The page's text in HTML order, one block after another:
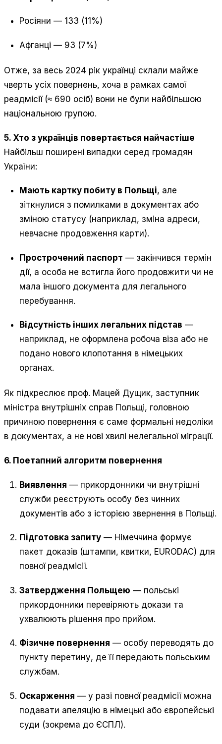
Росіяни — 133 (11%)
Афганці — 93 (7%)
Отже, за весь 2024 рік українці склали майже
чверть усіх повернень, хоча в рамках самої
реадмісії (≈ 690 осіб) вони не були найбільшою
національною групою.
5. Хто з українців повертається найчастіше
Найбільш поширені випадки серед громадян
України:
Мають картку побиту в Польщі, але
зіткнулися з помилками в документах або
зміною статусу (наприклад, зміна адреси,
невчасне продовження карти).
Прострочений паспорт — закінчився термін
дії, а особа не встигла його продовжити чи не
мала іншого документа для легального
перебування.
Відсутність інших легальних підстав —
наприклад, не оформлена робоча віза або не
подано нового клопотання в німецьких
органах.
Як підкреслює проф. Мацей Дущик, заступник
міністра внутрішніх справ Польщі, головною
причиною повернення є саме формальні недоліки
в документах, а не нові хвилі нелегальної міграції.
6. Поетапний алгоритм повернення
Виявлення — прикордонники чи внутрішні
служби реєструють особу без чинних
документів або з історією звернення в Польщі.
Підготовка запиту — Німеччина формує
пакет доказів (штампи, квитки, EURODAC) для
повної реадмісії.
Затвердження Польщею — польські
прикордонники перевіряють докази та
ухвалюють рішення про прийом.
Фізичне повернення — особу переводять до
пункту перетину, де її передають польським
службам.
Оскарження — у разі повної реадмісії можна
подавати апеляцію в німецькі або європейські
суди (зокрема до ЄСПЛ).